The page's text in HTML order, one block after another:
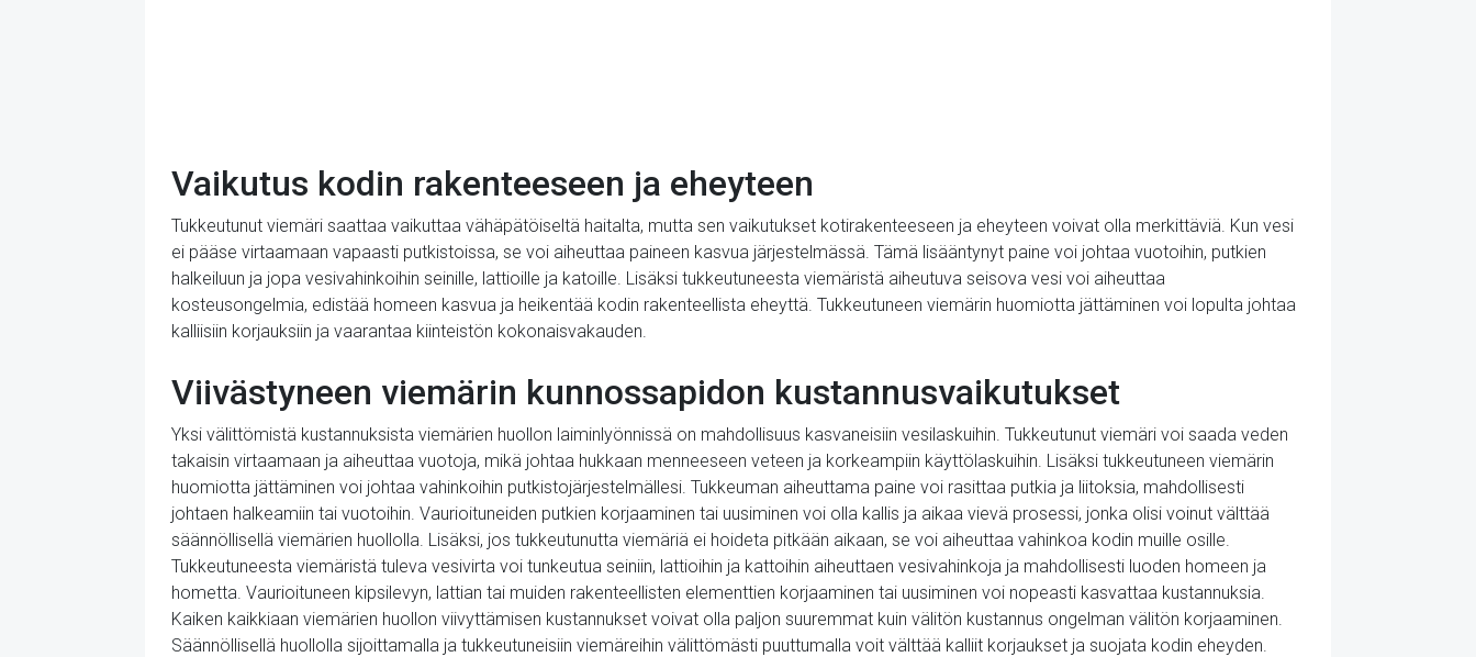
Vaikutus kodin rakenteeseen ja eheyteen
Tukkeutunut viemäri saattaa vaikuttaa vähäpätöiseltä haitalta, mutta sen vaikutukset kotirakenteeseen ja eheyteen voivat olla merkittäviä. Kun vesi
ei pääse virtaamaan vapaasti putkistoissa, se voi aiheuttaa paineen kasvua järjestelmässä. Tämä lisääntynyt paine voi johtaa vuotoihin, putkien
halkeiluun ja jopa vesivahinkoihin seinille, lattioille ja katoille. Lisäksi tukkeutuneesta viemäristä aiheutuva seisova vesi voi aiheuttaa
kosteusongelmia, edistää homeen kasvua ja heikentää kodin rakenteellista eheyttä. Tukkeutuneen viemärin huomiotta jättäminen voi lopulta johtaa
kalliisiin korjauksiin ja vaarantaa kiinteistön kokonaisvakauden.
Viivästyneen viemärin kunnossapidon kustannusvaikutukset
Yksi välittömistä kustannuksista viemärien huollon laiminlyönnissä on mahdollisuus kasvaneisiin vesilaskuihin. Tukkeutunut viemäri voi saada veden
takaisin virtaamaan ja aiheuttaa vuotoja, mikä johtaa hukkaan menneeseen veteen ja korkeampiin käyttölaskuihin. Lisäksi tukkeutuneen viemärin
huomiotta jättäminen voi johtaa vahinkoihin putkistojärjestelmällesi. Tukkeuman aiheuttama paine voi rasittaa putkia ja liitoksia, mahdollisesti
johtaen halkeamiin tai vuotoihin. Vaurioituneiden putkien korjaaminen tai uusiminen voi olla kallis ja aikaa vievä prosessi, jonka olisi voinut välttää
säännöllisellä viemärien huollolla. Lisäksi, jos tukkeutunutta viemäriä ei hoideta pitkään aikaan, se voi aiheuttaa vahinkoa kodin muille osille.
Tukkeutuneesta viemäristä tuleva vesivirta voi tunkeutua seiniin, lattioihin ja kattoihin aiheuttaen vesivahinkoja ja mahdollisesti luoden homeen ja
hometta. Vaurioituneen kipsilevyn, lattian tai muiden rakenteellisten elementtien korjaaminen tai uusiminen voi nopeasti kasvattaa kustannuksia.
Kaiken kaikkiaan viemärien huollon viivyttämisen kustannukset voivat olla paljon suuremmat kuin välitön kustannus ongelman välitön korjaaminen.
Säännöllisellä huollolla sijoittamalla ja tukkeutuneisiin viemäreihin välittömästi puuttumalla voit välttää kalliit korjaukset ja suojata kodin eheyden.